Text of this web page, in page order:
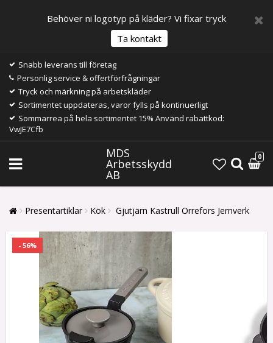
Behöver ni logotyp på kläder? Vi fixar tryck
Ta kontakt
Snabb leverans till företag
Personlig service & offertförfrågningar
Tryck och märkning på arbetskläder
Sortimentet uppdateras, varor fylls på kontinuerligt
Sommarrea på hela sortimentet 15% Använd rabattkod:
VwJE7Cfb
MDS
Arbetsskydd
AB
0
Presentartiklar Kök Gjutjärn Kastrull Orrefors Jernverk
- 56%